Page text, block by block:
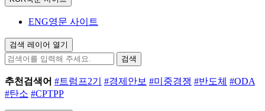
ENG영문 사이트
검색 레이어 열기
검색
추천검색어 #트럼프2기 #경제안보 #미중경쟁 #반도체 #ODA
#탄소 #CPTPP